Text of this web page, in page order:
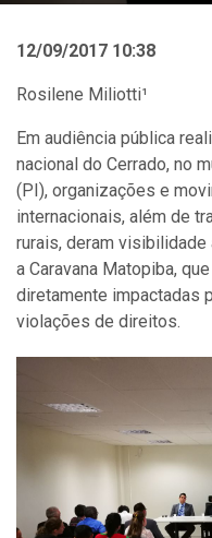
12/09/2017 10:38
Rosilene Miliotti¹
Em audiência pública
nacional do Cerrado, no
(PI), organizações e
internacionais, além de
rurais, deram
a Caravana Matopiba,
diretamente impactadas
violações de direitos.